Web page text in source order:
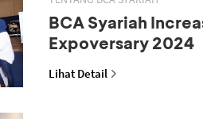
BCA Syariah
Expoversary 2024
Lihat Detail